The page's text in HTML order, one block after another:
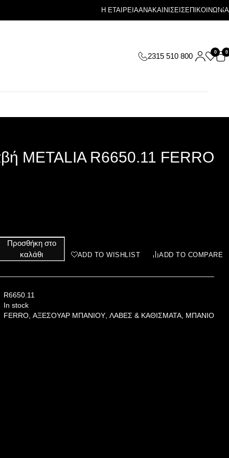
Η ΕΤΑΙΡΕΙΑΑΝΑΚΑΙΝΙΣΕΙΣΕΠΙΚΟΙΝΩΝΙΑ
2315 510 800 0 0
METALIA R6650.11 FERRO
Προσθήκη στο
καλάθι
ADD TO WISHLIST ADD TO COMPARE
R6650.11
In stock
FERRO, ΑΞΕΣΟΥΑΡ ΜΠΑΝΙΟΥ, ΛΑΒΕΣ & ΚΑΘΙΣΜΑΤΑ, ΜΠΑΝΙΟ